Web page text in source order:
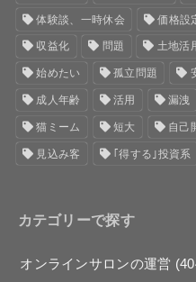
体験談、一時休会 価格設
収益化 問題 土地活
始めたい 孤立問題
成人年齢 活用 漏洩
猫ミーム 短大 自己
見込み客 ｢得する｣投資系
カテゴリーで探す
オンラインサロンの運営